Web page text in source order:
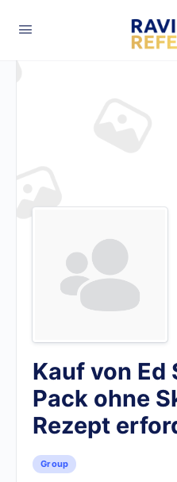
Kauf von Ed
Pack ohne
Rezept
Group